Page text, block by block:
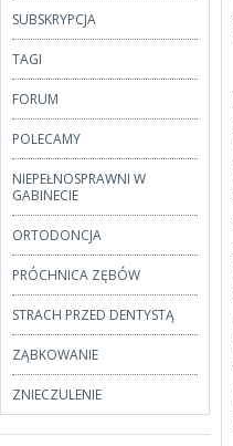
SUBSKRYPCJA
TAGI
FORUM
POLECAMY
NIEPEŁNOSPRAWNI W
GABINECIE
ORTODONCJA
PRÓCHNICA ZĘBÓW
STRACH PRZED DENTYSTĄ
ZĄBKOWANIE
ZNIECZULENIE